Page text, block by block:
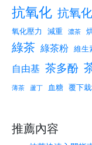
抗氧化 抗氧
氧化壓力 減重 濃茶
綠茶 綠茶粉 維生
自由基 茶多酚
薄茶 蘆丁 血糖 覆下
推薦內容